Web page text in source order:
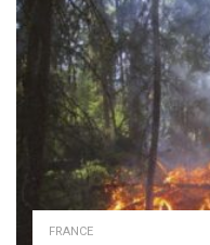
FRANCE